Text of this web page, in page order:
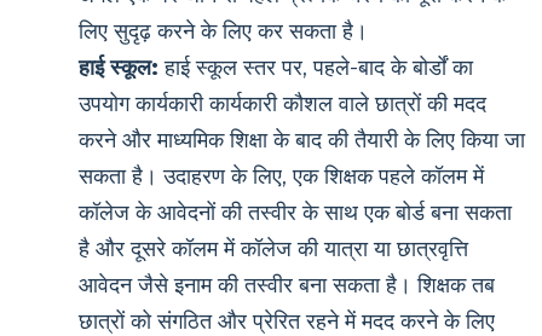
लिए सुदृढ़ करने के लिए कर सकता है।
हाई स्कूल: हाई स्कूल स्तर पर, पहले-बाद के बोर्डों का
उपयोग कार्यकारी कार्यकारी कौशल वाले छात्रों की मदद
करने और माध्यमिक शिक्षा के बाद की तैयारी के लिए किया जा
सकता है। उदाहरण के लिए, एक शिक्षक पहले कॉलम में
कॉलेज के आवेदनों की तस्वीर के साथ एक बोर्ड बना सकता
है और दूसरे कॉलम में कॉलेज की यात्रा या छात्रवृत्ति
आवेदन जैसे इनाम की तस्वीर बना सकता है। शिक्षक तब
छात्रों को संगठित और प्रेरित रहने में मदद करने के लिए